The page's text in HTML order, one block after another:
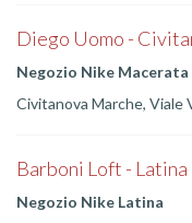
Diego Uomo -
Negozio Nike Macerata
Civitanova Marche,
Barboni Loft - Latina
Negozio Nike Latina